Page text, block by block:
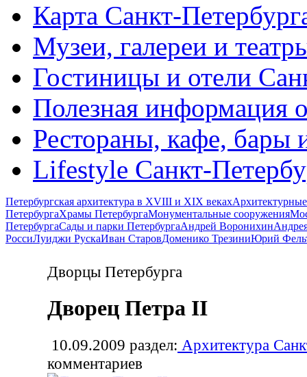
Карта Санкт-
Музеи, галереи и
Гостиницы и отели
Полезная информация
Рестораны, кафе, бары
Lifestyle Санкт-
Петербургская архитектура в XVIII и XIX веках
ПетербургаХрамы ПетербургаМонументальные сооружения
ПетербургаСады и парки ПетербургаАндрей Воронихин
РоссиЛуиджи РускаИван СтаровДоменико ТрезиниЮрий
Дворцы Петербурга
Дворец Петра II
10.09.2009 раздел: Архитектура
комментариев